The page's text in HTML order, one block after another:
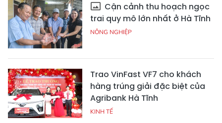
Cận cảnh thu hoạch ngọc
trai quy mô lớn nhất ở Hà Tĩnh
NÔNG NGHIỆP
Trao VinFast VF7 cho khách
hàng trúng giải đặc biệt của
Agribank Hà Tĩnh
KINH TẾ